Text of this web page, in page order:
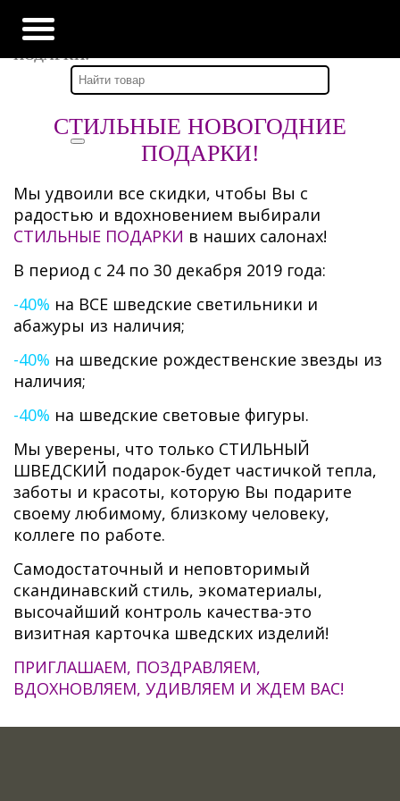
Наши новости
УДВАИВАЕМ СКИДКИ НА СТИЛЬНЫЕ ШВЕДСКИЕ
ПОДАРКИ!
СТИЛЬНЫЕ НОВОГОДНИЕ
ПОДАРКИ!
Мы удвоили все скидки, чтобы Вы с
радостью и вдохновением выбирали
СТИЛЬНЫЕ ПОДАРКИ в наших салонах!
В период с 24 по 30 декабря 2019 года:
-40% на ВСЕ шведские светильники и
абажуры из наличия;
-40% на шведские рождественские звезды из
наличия;
-40% на шведские световые фигуры.
Мы уверены, что только СТИЛЬНЫЙ
ШВЕДСКИЙ подарок-будет частичкой тепла,
заботы и красоты, которую Вы подарите
своему любимому, близкому человеку,
коллеге по работе.
Самодостаточный и неповторимый
скандинавский стиль, экоматериалы,
высочайший контроль качества-это
визитная карточка шведских изделий!
ПРИГЛАШАЕМ, ПОЗДРАВЛЯЕМ,
ВДОХНОВЛЯЕМ, УДИВЛЯЕМ И ЖДЕМ ВАС!